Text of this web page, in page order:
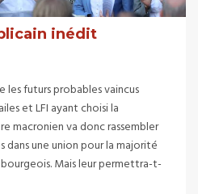
inédit
les futurs probables vaincus
et LFI ayant choisi la
macronien va donc rassembler
dans une union pour la majorité
Mais leur permettra-t-